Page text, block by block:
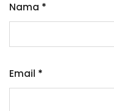
Nama *
Email *